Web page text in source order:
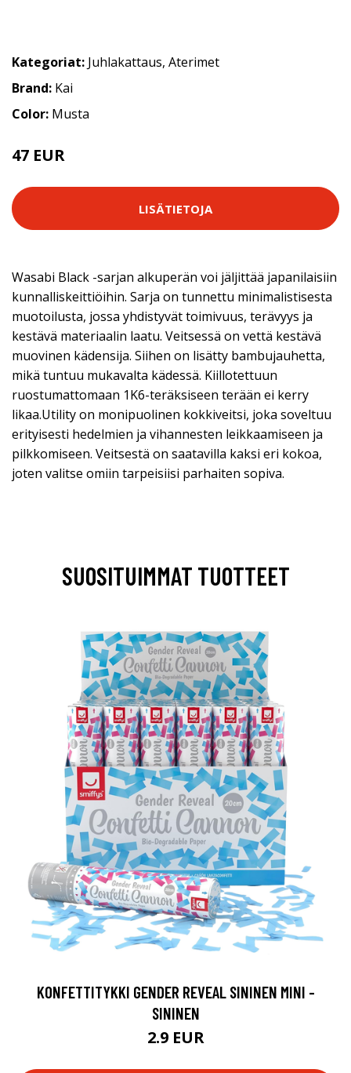
Kategoriat: Juhlakattaus, Aterimet
Brand: Kai
Color: Musta
47 EUR
LISÄTIETOJA
Wasabi Black -sarjan alkuperän voi jäljittää japanilaisiin
kunnalliskeittiöihin. Sarja on tunnettu minimalistisesta
muotoilusta, jossa yhdistyvät toimivuus, terävyys ja
kestävä materiaalin laatu. Veitsessä on vettä kestävä
muovinen kädensija. Siihen on lisätty bambujauhetta,
mikä tuntuu mukavalta kädessä. Kiillotettuun
ruostumattomaan 1K6-teräksiseen terään ei kerry
likaa.Utility on monipuolinen kokkiveitsi, joka soveltuu
erityisesti hedelmien ja vihannesten leikkaamiseen ja
pilkkomiseen. Veitsestä on saatavilla kaksi eri kokoa,
joten valitse omiin tarpeisiisi parhaiten sopiva.
SUOSITUIMMAT TUOTTEET
KONFETTITYKKI GENDER REVEAL SININEN MINI -
SININEN
2.9 EUR